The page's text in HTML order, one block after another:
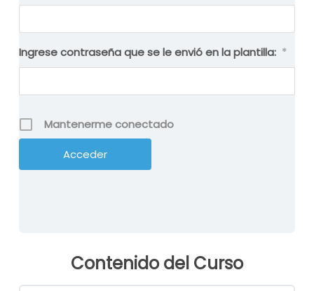
Ingrese contraseña que se le envió en la plantilla: *
Mantenerme conectado
Contenido del Curso